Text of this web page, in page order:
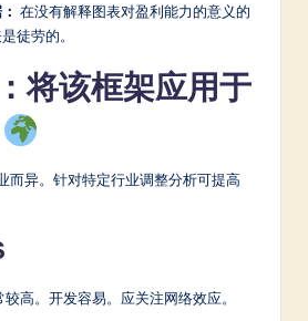
在没有解释图表对盈利能力的意义的
徒劳的。
将该框架应用于
而异。针对特定行业调整分析可提高
较高。开发容易。应关注网络效应。